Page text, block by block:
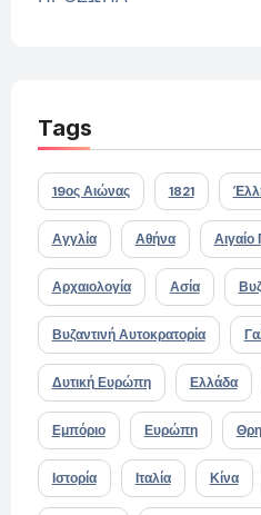
Tags
19ος Αιώνας 1821
Αγγλία Αθήνα Αιγαίο
Αρχαιολογία Ασία
Βυζαντινή Αυτοκρατορία
Δυτική Ευρώπη Ελλάδα
Εμπόριο Ευρώπη
Ιστορία Ιταλία Κίνα